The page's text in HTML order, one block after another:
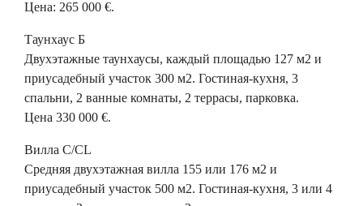
Цена: 265 000 €.
Таунхаус Б
Двухэтажные таунхаусы, каждый площадью 127 м2 и
приусадебный участок 300 м2. Гостиная-кухня, 3
спальни, 2 ванные комнаты, 2 террасы, парковка.
Цена 330 000 €.
Вилла С/CL
Средняя двухэтажная вилла 155 или 176 м2 и
приусадебный участок 500 м2. Гостиная-кухня, 3 или 4